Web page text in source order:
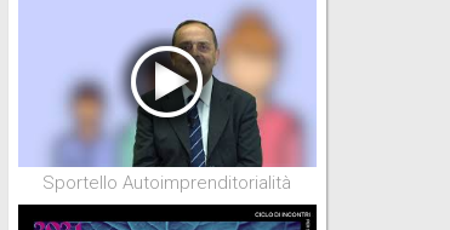
Sportello Autoimprenditorialità